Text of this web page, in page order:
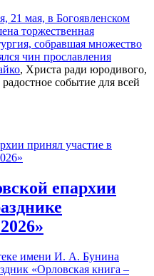
21 мая, в Богоявленском
торжественная
собравшая множество
чин прославления
, Христа ради юродивого,
событие для всей
епархии
имени И. А. Бунина
«Орловская книга –